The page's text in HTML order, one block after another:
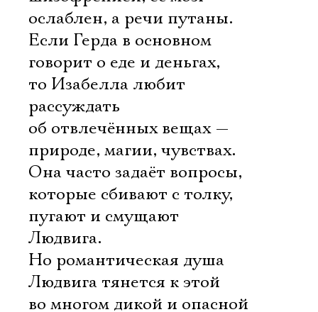
ослаблен, а речи путаны.
Если Герда в основном
говорит о еде и деньгах,
то Изабелла любит
рассуждать
об отвлечённых вещах —
природе, магии, чувствах.
Она часто задаёт вопросы,
которые сбивают с толку,
пугают и смущают
Людвига.
Но романтическая душа
Людвига тянется к этой
во многом дикой и опасной